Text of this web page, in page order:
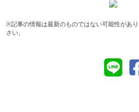
※記事の情報は最新のものではない可能性があ
さい。